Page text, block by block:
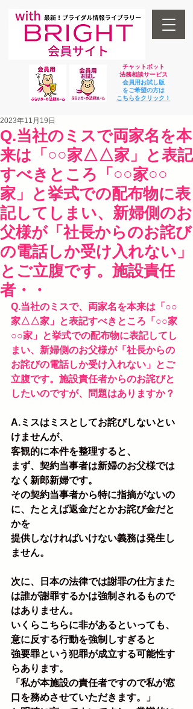
チャットボット
法務相談サービス
会員用お試し版
をご希望の方は
​こちらをクリック！
Q.当社のミスで両家名を本
来は「○○家△△家」と表記
すべきところ「○○家○○
家」と挙式での配布物に表
記してしまい、新婦側のお
父様が「社長からのお詫び
の電話しか受け入れない」
とご立腹です。施設責任
者・・
2023年11月19日
Q.当社のミスで、両家名を本来は「○○
家△△家」と表記すべきところ「○○家
○○家」と挙式での配布物に表記してし
まい、新婦側のお父様が「社長からの
お詫びの電話しか受け入れない」とご
立腹です。施設責任者からのお詫びと
したいのですが、問題はありますか？
A.ミスはミスとしてお詫びしないとい
けませんが、
客観的に本件を整理すると、
まず、契約当事者は新婦のお父様では
なく新郎新婦です。
その契約当事者から特に指摘がないの
に、たとえば返金だとかお詫び金だと
かを
提供しなければいけない義務は発生し
ません。
次に、日本の法律では謝罪の仕方また
は誰が謝罪するかは強制されるもので
はありません。
いくらこちらに非があるといっても、
意に反する行動を強制しすぎると
強要罪という犯罪が成立する可能性す
らあります。
「私が本施設の責任者ですので私が窓
口を務めさせていただきます。」